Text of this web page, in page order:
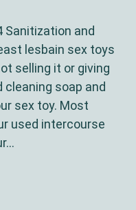
Sanitization and
lesbain sex toys
selling it or giving
soap and
sex toy. Most
used intercourse